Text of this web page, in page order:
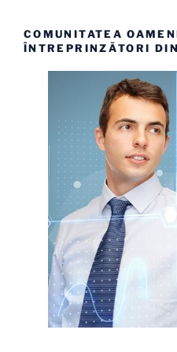
COMUNITATEA
ÎNTREPRINZĂTORI